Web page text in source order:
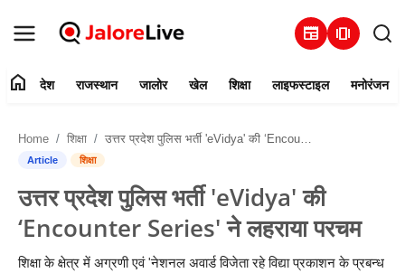
newspaper amp_stories
संपर्क करें
देश
home देश राजस्थान जालोर खेल शिक्षा लाइफस्टाइल मनोरंजन
Home शिक्षा उत्तर प्रदेश पुलिस भर्ती 'eVidya' की ‘Encounter Series' ने लहराया परचम
Article शिक्षा
उत्तर प्रदेश पुलिस भर्ती 'eVidya' की
‘Encounter Series' ने लहराया परचम
शिक्षा के क्षेत्र में अग्रणी एवं 'नेशनल अवार्ड विजेता रहे विद्या प्रकाशन के प्रबन्ध